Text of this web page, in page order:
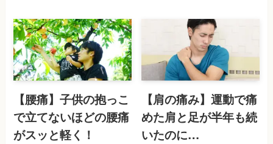
【腰痛】子供の抱っこ
で立てないほどの腰痛
がスッと軽く！
【肩の痛み】運動で痛
めた肩と足が半年も続
いたのに…